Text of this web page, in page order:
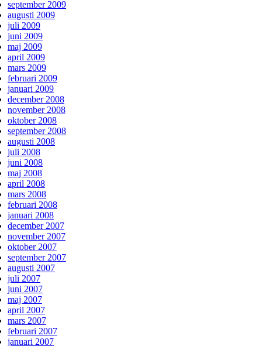
september 2009
augusti 2009
juli 2009
juni 2009
maj 2009
april 2009
mars 2009
februari 2009
januari 2009
december 2008
november 2008
oktober 2008
september 2008
augusti 2008
juli 2008
juni 2008
maj 2008
april 2008
mars 2008
februari 2008
januari 2008
december 2007
november 2007
oktober 2007
september 2007
augusti 2007
juli 2007
juni 2007
maj 2007
april 2007
mars 2007
februari 2007
januari 2007